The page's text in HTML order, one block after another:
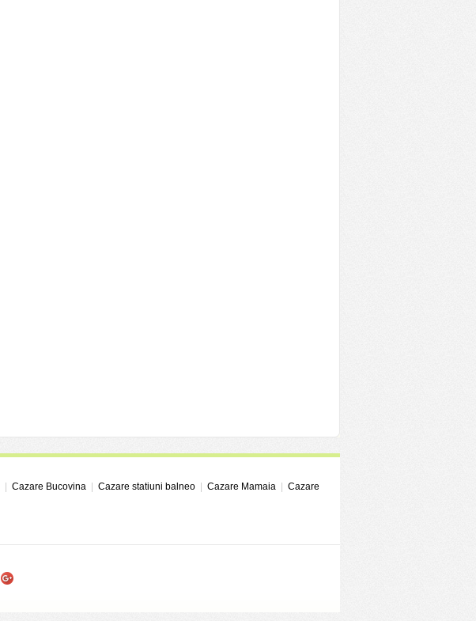
Cazare Bucovina Cazare statiuni balneo Cazare Mamaia
Cazare